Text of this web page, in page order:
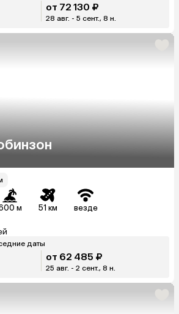
от 72 130 ₽
28 авг. - 5 сент., 8 н.
м 51 км везде
даты
от 62 485 ₽
25 авг. - 2 сент., 8 н.